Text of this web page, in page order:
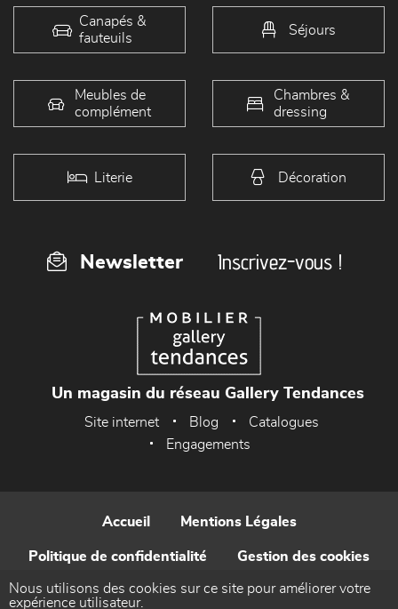
Canapés &
fauteuils
Séjours
Meubles de
complément
Chambres &
dressing
Literie Décoration
Newsletter Inscrivez-vous !
Un magasin du réseau Gallery Tendances
Site internet Blog
Catalogues
Engagements
Accueil Mentions Légales
Politique de confidentialité Gestion des cookies
Contact
Nous utilisons des cookies sur ce site pour améliorer votre
expérience utilisateur.